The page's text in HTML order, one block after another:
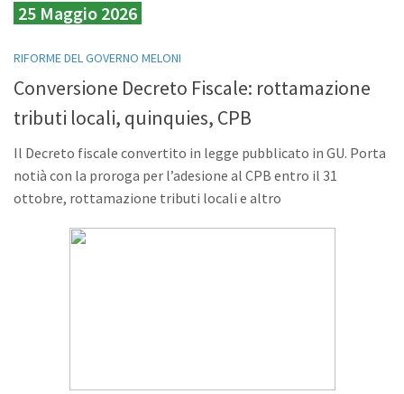
25 Maggio 2026
RIFORME DEL GOVERNO MELONI
Conversione Decreto Fiscale: rottamazione
tributi locali, quinquies, CPB
Il Decreto fiscale convertito in legge pubblicato in GU. Porta
notià con la proroga per l’adesione al CPB entro il 31
ottobre, rottamazione tributi locali e altro